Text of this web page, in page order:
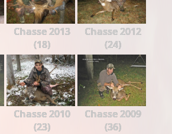
Chasse 2013
(18)
Chasse 2012
(24)
Chasse 2010
(23)
Chasse 2009
(36)